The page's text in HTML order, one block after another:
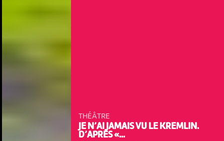
THÉÂTRE
JE N’AI JAMAIS VU LE KREMLIN.
D’APRÈS «...